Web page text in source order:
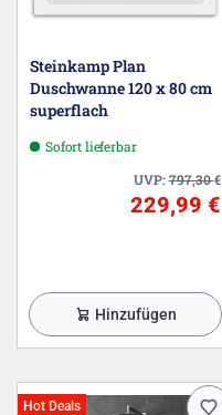
Steinkamp Plan
Duschwanne 120 x 80 cm
superflach
Sofort lieferbar
UVP:797,30€
229,99 €
Hinzufügen
Hot Deals